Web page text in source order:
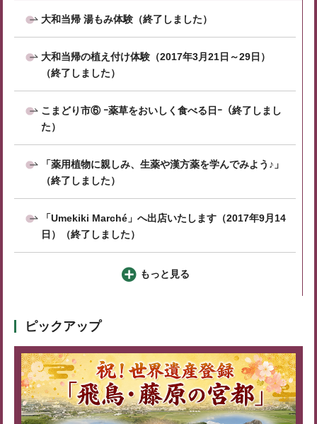
大和当帰 湯もみ体験（終了しました）
大和当帰の植え付け体験（2017年3月21日～29日）
（終了しました）
こまどり市⑥ ｰ薬草をおいしく食べる日ｰ（終了しまし
た）
「薬用植物に親しみ、生薬や漢方薬を学んでみよう♪」
（終了しました）
「Umekiki Marché」へ出店いたします（2017年9月14
日）（終了しました）
もっと見る
ピックアップ